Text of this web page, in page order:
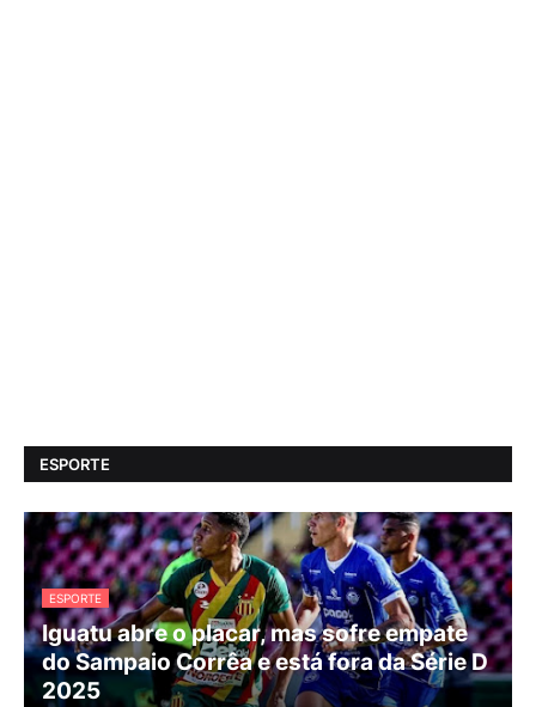
ESPORTE
ESPORTE
Iguatu abre o placar, mas sofre empate
do Sampaio Corrêa e está fora da Série D
2025